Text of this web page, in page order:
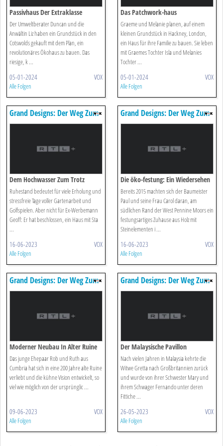
Passivhaus Der Extraklasse
Der Umweltberater Duncan und die
Anwältin Liz haben ein Grundstück in den
Cotswolds gekauft mit dem Plan, ein
revolutionäres Ökohaus zu bauen. Das
riesige, k ...
05-01-2024 VOX
Alle Folgen
Das Patchwork-haus
Graeme und Melanie planen, auf einem
kleinen Grundstück in Hackney, London,
ein Haus für ihre Familie zu bauen. Sie leben
mit Graemes Tochter Isla und Melanies
Tochter ...
05-01-2024 VOX
Alle Folgen
Grand Designs: Der Weg Zum
Traumhaus
Dem Hochwasser Zum Trotz
Ruhestand bedeutet für viele Erholung und
stressfreie Tage voller Gartenarbeit und
Golfspielen. Aber nicht für Ex-Werbemann
Geoff: Er hat beschlossen, ein Haus mit Sta
...
16-06-2023 VOX
Alle Folgen
Grand Designs: Der Weg Zum
Traumhaus
Die öko-festung: Ein Wiedersehen
Bereits 2015 machten sich der Baumeister
Paul und seine Frau Carol daran, am
südlichen Rand der West Pennine Moors ein
festungsartiges Zuhause aus Holz mit
Steinelementen i ...
16-06-2023 VOX
Alle Folgen
Grand Designs: Der Weg Zum
Traumhaus
Moderner Neubau In Alter Ruine
Das junge Ehepaar Rob und Ruth aus
Cumbria hat sich in eine 200 Jahre alte Ruine
verliebt und die kühne Vision entwickelt, so
viel wie möglich von der ursprünglic ...
09-06-2023 VOX
Alle Folgen
Grand Designs: Der Weg Zum
Traumhaus
Der Malaysische Pavillon
Nach vielen Jahren in Malaysia kehrte die
Witwe Gretta nach Großbritannien zurück
und wurde von ihrer Schwester Mary und
ihrem Schwager Fernando unter deren
Fittiche ...
26-05-2023 VOX
Alle Folgen